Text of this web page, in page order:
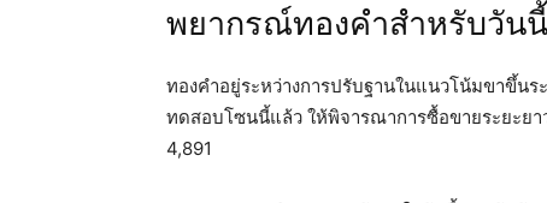
พยากรณ์ทองคำสำหรับวันนี้:
ทองคำอยู่ระหว่างการปรับฐานในแนวโน้มขาขึ้น
ทดสอบโซนนี้แล้ว ให้พิจารณาการซื้อขายระยะย
4,891